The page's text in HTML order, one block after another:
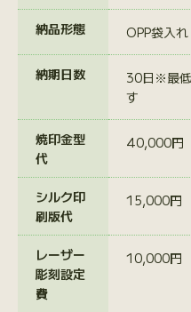
納品形態 OPP袋入れ
納期日数
30日※最低
す
焼印金型
代
40,000円
シルク印
刷版代
15,000円
レーザー
彫刻設定
費
10,000円